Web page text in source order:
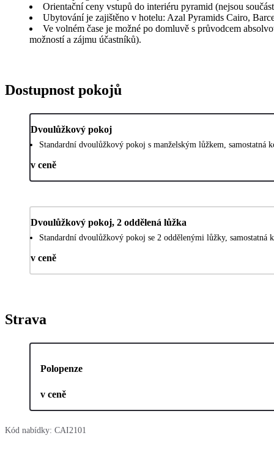
Orientační ceny vstupů do interiéru pyramid (nejsou
Ubytování je zajištěno v hotelu: Azal Pyramids Cairo,
Ve volném čase je možné po domluvě s průvodcem
možností a zájmu účastníků).
Dostupnost pokojů
Dvoulůžkový pokoj
Standardní dvoulůžkový pokoj s manželským lůžkem, samostatná
v ceně
Dvoulůžkový pokoj, 2 oddělená lůžka
Standardní dvoulůžkový pokoj se 2 oddělenými lůžky, samostatná
v ceně
Strava
Polopenze
v ceně
Kód nabídky: CAI2101